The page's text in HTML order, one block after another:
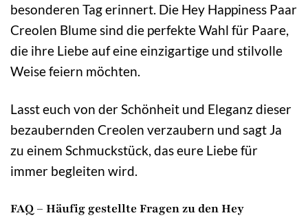
besonderen Tag erinnert. Die Hey Happiness Paar
Creolen Blume sind die perfekte Wahl für Paare,
die ihre Liebe auf eine einzigartige und stilvolle
Weise feiern möchten.
Lasst euch von der Schönheit und Eleganz dieser
bezaubernden Creolen verzaubern und sagt Ja
zu einem Schmuckstück, das eure Liebe für
immer begleiten wird.
FAQ – Häufig gestellte Fragen zu den Hey